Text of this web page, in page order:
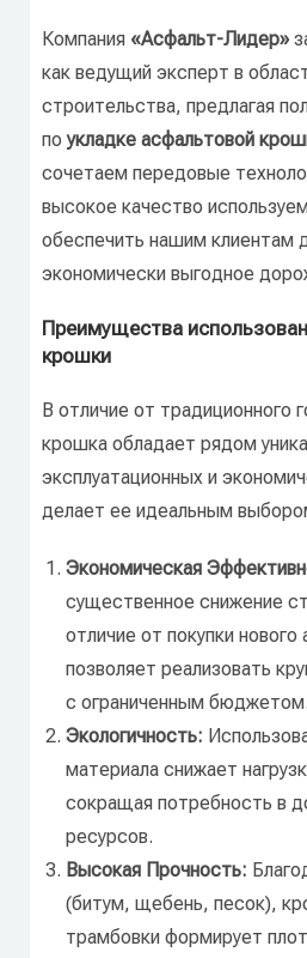
Компания «Асфальт-Лидер»
как ведущий эксперт в
строительства, предлагая
поукладке асфальтовой
сочетаем передовые
высокое качество
обеспечить нашим клиентам
экономически выгодное
Преимущества
крошки
В отличие от традиционного
крошка обладает рядом
эксплуатационных и
делает ее идеальным
Экономическая
существенное снижение
отличие от покупки
позволяет реализовать
с ограниченным бюджетом.
Экологичность:
материала снижает
сокращая потребность в
ресурсов.
Высокая Прочность:
(битум, щебень, песок),
трамбовки формирует